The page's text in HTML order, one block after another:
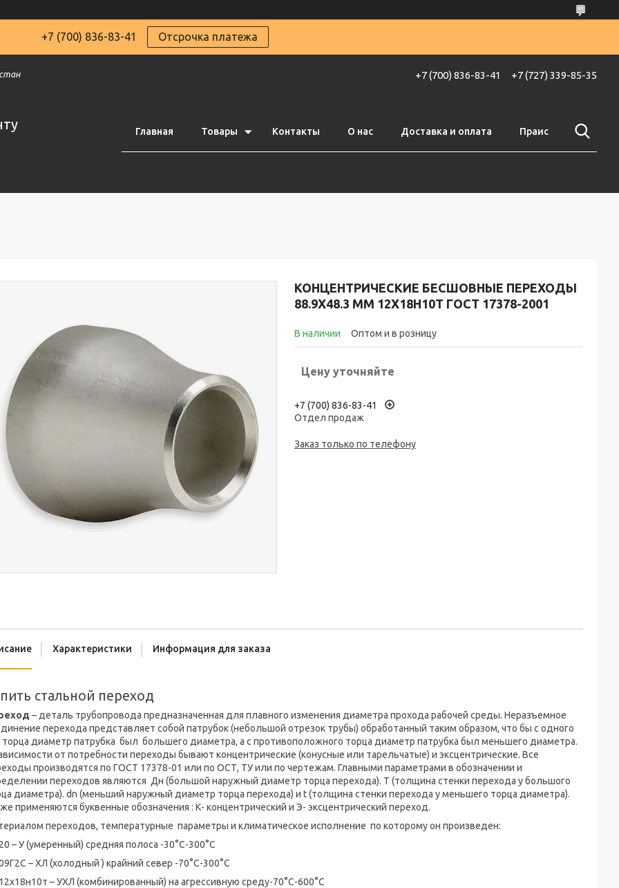
+7 (700) 836-83-41 Отсрочка платежа
+7 (700) 836-83-41 +7 (727) 339-85-35
Главная Товары Контакты О нас Доставка и оплата Праис
КОНЦЕНТРИЧЕСКИЕ БЕСШОВНЫЕ ПЕРЕХОДЫ
88.9X48.3 ММ 12Х18Н10Т ГОСТ 17378-2001
В наличии Оптом и в розницу
Цену уточняйте
+7 (700) 836-83-41
Отдел продаж
Заказ только по телефону
Характеристики Информация для заказа
стальной переход
– деталь трубопровода предназначенная для плавного изменения диаметра прохода рабочей среды. Неразъемное
перехода представляет собой патрубок (небольшой отрезок трубы) обработанный таким образом, что бы с одного
торца диаметр патрубка был большего диаметра, а с противоположного торца диаметр патрубка был меньшего диаметра.
от потребности переходы бывают концентрические (конусные или тарельчатые) и эксцентрические. Все
производятся по ГОСТ 17378-01 или по ОСТ, ТУ или по чертежам. Главными параметрами в обозначении и
переходов являются Дн (большой наружный диаметр торца перехода). Т (толщина стенки перехода у большого
диаметра). dn (меньший наружный диаметр торца перехода) и t (толщина стенки перехода у меньшего торца диаметра).
применяются буквенные обозначения : К- концентрический и Э- эксцентрический переход.
переходов, температурные параметры и климатическое исполнение по которому он произведен:
– У (умеренный) средняя полоса -30°С-300°С
– ХЛ (холодный ) крайний север -70°С-300°С
– УХЛ (комбинированный) на агрессивную среду-70°С-600°С